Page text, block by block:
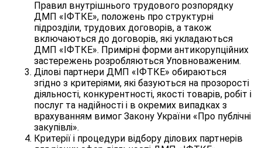
Правил внутрішнього трудового розпорядку
ДМП «ІФТКЕ», положень про структурні
підрозділи, трудових договорів, а також
включаються до договорів, які укладаються
ДМП «ІФТКЕ». Примірні форми антикорупційних
застережень розробляються Уповноваженим.
Ділові партнери ДМП «ІФТКЕ» обираються
згідно з критеріями, які базуються на прозорості
діяльності, конкурентності, якості товарів, робіт і
послуг та надійності і в окремих випадках з
врахуванням вимог Закону України «Про публічні
закупівлі».
Критерії і процедури відбору ділових партнерів